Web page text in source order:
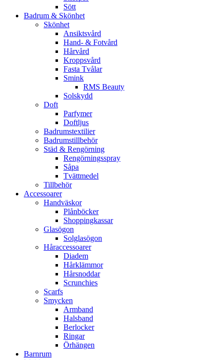
Sött
Badrum & Skönhet
Skönhet
Ansiktsvård
Hand- & Fotvård
Hårvård
Kroppsvård
Fasta Tvålar
Smink
RMS Beauty
Solskydd
Doft
Parfymer
Doftljus
Badrumstextilier
Badrumstillbehör
Städ & Rengörning
Rengörningsspray
Såpa
Tvättmedel
Tillbehör
Accessoarer
Handväskor
Plånböcker
Shoppingkassar
Glasögon
Solglasögon
Håraccessoarer
Diadem
Hårklämmor
Hårsnoddar
Scrunchies
Scarfs
Smycken
Armband
Halsband
Berlocker
Ringar
Örhängen
Barnrum